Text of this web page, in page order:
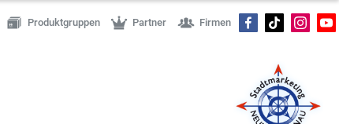
Produktgruppen Partner Firmen